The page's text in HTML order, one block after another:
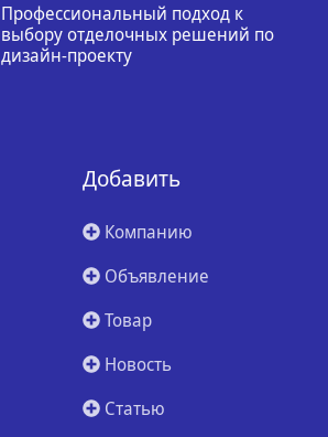
Профессиональный подход к
выбору отделочных решений по
дизайн-проекту
Добавить
Компанию
Объявление
Товар
Новость
Статью